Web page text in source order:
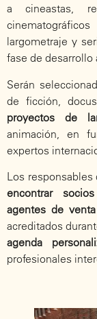
a cineastas,
largometraje y
fase de desarrollo
Serán
de ficción,
proyectos de
animación, en
expertos
Los
encontrar
agentes de
acreditados
agenda
profesionales